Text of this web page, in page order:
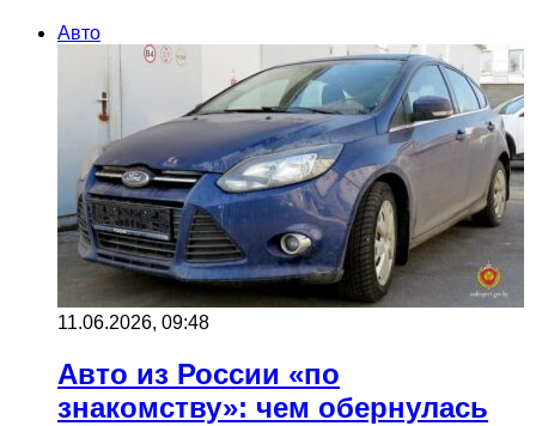
Авто
11.06.2026, 09:48
Авто из России «по
знакомству»: чем обернулась